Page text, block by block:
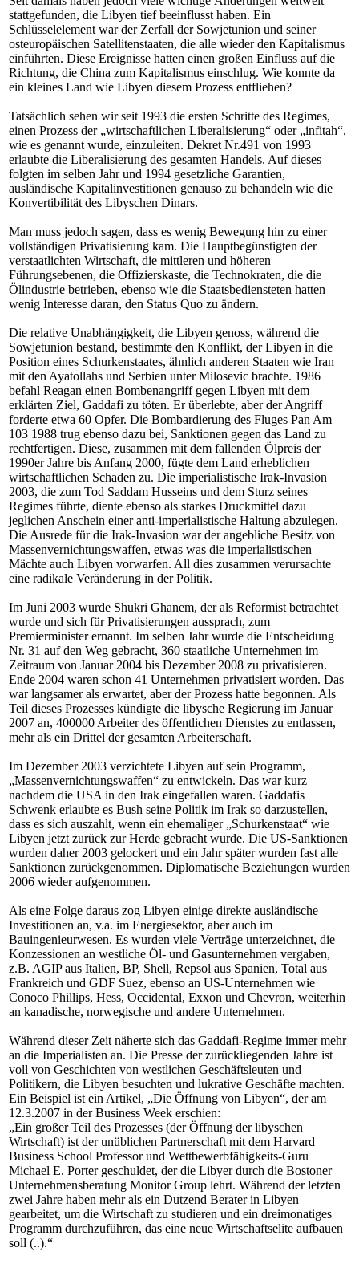
stattgefunden, die Libyen tief beeinflusst haben. Ein
Schlüsselelement war der Zerfall der Sowjetunion und seiner
osteuropäischen Satellitenstaaten, die alle wieder den Kapitalismus
einführten. Diese Ereignisse hatten einen großen Einfluss auf die
Richtung, die China zum Kapitalismus einschlug. Wie konnte da
ein kleines Land wie Libyen diesem Prozess entfliehen?
Tatsächlich sehen wir seit 1993 die ersten Schritte des Regimes,
einen Prozess der „wirtschaftlichen Liberalisierung“ oder „infitah“,
wie es genannt wurde, einzuleiten. Dekret Nr.491 von 1993
erlaubte die Liberalisierung des gesamten Handels. Auf dieses
folgten im selben Jahr und 1994 gesetzliche Garantien,
ausländische Kapitalinvestitionen genauso zu behandeln wie die
Konvertibilität des Libyschen Dinars.
Man muss jedoch sagen, dass es wenig Bewegung hin zu einer
vollständigen Privatisierung kam. Die Hauptbegünstigten der
verstaatlichten Wirtschaft, die mittleren und höheren
Führungsebenen, die Offizierskaste, die Technokraten, die die
Ölindustrie betrieben, ebenso wie die Staatsbediensteten hatten
wenig Interesse daran, den Status Quo zu ändern.
Die relative Unabhängigkeit, die Libyen genoss, während die
Sowjetunion bestand, bestimmte den Konflikt, der Libyen in die
Position eines Schurkenstaates, ähnlich anderen Staaten wie Iran
mit den Ayatollahs und Serbien unter Milosevic brachte. 1986
befahl Reagan einen Bombenangriff gegen Libyen mit dem
erklärten Ziel, Gaddafi zu töten. Er überlebte, aber der Angriff
forderte etwa 60 Opfer. Die Bombardierung des Fluges Pan Am
103 1988 trug ebenso dazu bei, Sanktionen gegen das Land zu
rechtfertigen. Diese, zusammen mit dem fallenden Ölpreis der
1990er Jahre bis Anfang 2000, fügte dem Land erheblichen
wirtschaftlichen Schaden zu. Die imperialistische Irak-Invasion
2003, die zum Tod Saddam Husseins und dem Sturz seines
Regimes führte, diente ebenso als starkes Druckmittel dazu
jeglichen Anschein einer anti-imperialistische Haltung abzulegen.
Die Ausrede für die Irak-Invasion war der angebliche Besitz von
Massenvernichtungswaffen, etwas was die imperialistischen
Mächte auch Libyen vorwarfen. All dies zusammen verursachte
eine radikale Veränderung in der Politik.
Im Juni 2003 wurde Shukri Ghanem, der als Reformist betrachtet
wurde und sich für Privatisierungen aussprach, zum
Premierminister ernannt. Im selben Jahr wurde die Entscheidung
Nr. 31 auf den Weg gebracht, 360 staatliche Unternehmen im
Zeitraum von Januar 2004 bis Dezember 2008 zu privatisieren.
Ende 2004 waren schon 41 Unternehmen privatisiert worden. Das
war langsamer als erwartet, aber der Prozess hatte begonnen. Als
Teil dieses Prozesses kündigte die libysche Regierung im Januar
2007 an, 400000 Arbeiter des öffentlichen Dienstes zu entlassen,
mehr als ein Drittel der gesamten Arbeiterschaft.
Im Dezember 2003 verzichtete Libyen auf sein Programm,
„Massenvernichtungswaffen“ zu entwickeln. Das war kurz
nachdem die USA in den Irak eingefallen waren. Gaddafis
Schwenk erlaubte es Bush seine Politik im Irak so darzustellen,
dass es sich auszahlt, wenn ein ehemaliger „Schurkenstaat“ wie
Libyen jetzt zurück zur Herde gebracht wurde. Die US-Sanktionen
wurden daher 2003 gelockert und ein Jahr später wurden fast alle
Sanktionen zurückgenommen. Diplomatische Beziehungen wurden
2006 wieder aufgenommen.
Als eine Folge daraus zog Libyen einige direkte ausländische
Investitionen an, v.a. im Energiesektor, aber auch im
Bauingenieurwesen. Es wurden viele Verträge unterzeichnet, die
Konzessionen an westliche Öl- und Gasunternehmen vergaben,
z.B. AGIP aus Italien, BP, Shell, Repsol aus Spanien, Total aus
Frankreich und GDF Suez, ebenso an US-Unternehmen wie
Conoco Phillips, Hess, Occidental, Exxon und Chevron, weiterhin
an kanadische, norwegische und andere Unternehmen.
Während dieser Zeit näherte sich das Gaddafi-Regime immer mehr
an die Imperialisten an. Die Presse der zurückliegenden Jahre ist
voll von Geschichten von westlichen Geschäftsleuten und
Politikern, die Libyen besuchten und lukrative Geschäfte machten.
Ein Beispiel ist ein Artikel, „Die Öffnung von Libyen“, der am
12.3.2007 in der Business Week erschien:
„Ein großer Teil des Prozesses (der Öffnung der libyschen
Wirtschaft) ist der unüblichen Partnerschaft mit dem Harvard
Business School Professor und Wettbewerbfähigkeits-Guru
Michael E. Porter geschuldet, der die Libyer durch die Bostoner
Unternehmensberatung Monitor Group lehrt. Während der letzten
zwei Jahre haben mehr als ein Dutzend Berater in Libyen
gearbeitet, um die Wirtschaft zu studieren und ein dreimonatiges
Programm durchzuführen, das eine neue Wirtschaftselite aufbauen
soll (..).“